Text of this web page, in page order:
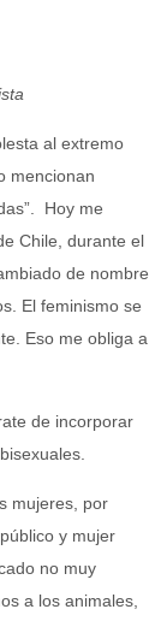
al extremo
mencionan
Hoy me
Chile, durante el
de nombre
El feminismo se
Eso me obliga a
de incorporar
mujeres, por
y mujer
no muy
a los animales,